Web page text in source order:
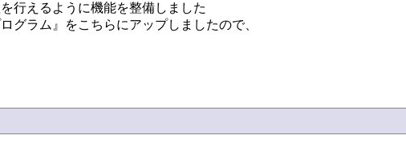
行えるように機能を整備しました
グラム』をこちらにアップしましたので、